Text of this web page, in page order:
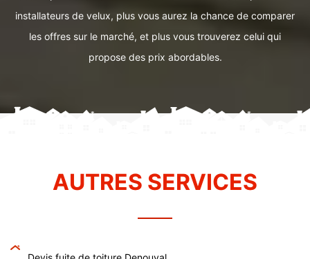
installateurs de velux, plus vous aurez la chance de comparer
les offres sur le marché, et plus vous trouverez celui qui
propose des prix abordables.
AUTRES SERVICES